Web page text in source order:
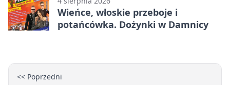
Wieńce, włoskie przeboje i
potańcówka. Dożynki w Damnicy
<< Poprzedni